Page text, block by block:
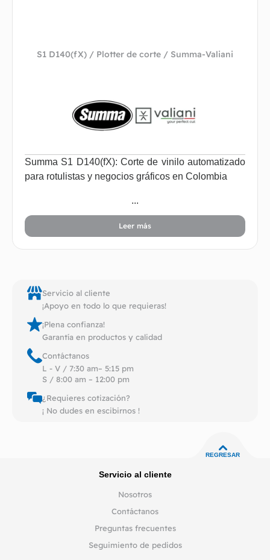
S1 D140(fX) / Plotter de corte / Summa-Valiani
Summa S1 D140(fX): Corte de vinilo automatizado
para rotulistas y negocios gráficos en Colombia
...
Leer más
Servicio al cliente
¡Apoyo en todo lo que requieras!
¡Plena confianza!
Garantía en productos y calidad
Contáctanos
L - V / 7:30 am– 5:15 pm
S / 8:00 am – 12:00 pm
¿Requieres cotización?
¡ No dudes en escibirnos !
REGRESAR
Servicio al cliente
Nosotros
Contáctanos
Preguntas frecuentes
Seguimiento de pedidos